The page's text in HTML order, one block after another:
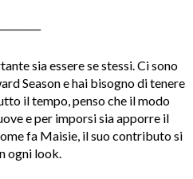
sia essere se stessi. Ci sono
Season e hai bisogno di tenere
il tempo, penso che il modo
e per imporsi sia apporre il
fa Maisie, il suo contributo si
ogni look.